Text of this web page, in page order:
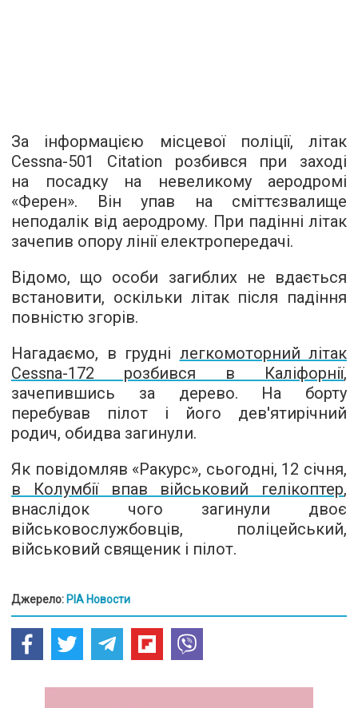
За інформацією місцевої поліції, літак
Cessna-501 Citation розбився при заході
на посадку на невеликому аеродромі
«Ферен». Він упав на сміттєзвалище
неподалік від аеродрому. При падінні літак
зачепив опору лінії електропередачі.
Відомо, що особи загиблих не вдається
встановити, оскільки літак після падіння
повністю згорів.
Нагадаємо, в грудні легкомоторний літак
Cessna-172 розбився в Каліфорнії,
зачепившись за дерево. На борту
перебував пілот і його дев'ятирічний
родич, обидва загинули.
Як повідомляв «Ракурс», сьогодні, 12 січня,
в Колумбії впав військовий гелікоптер,
внаслідок чого загинули двоє
військовослужбовців, поліцейський,
військовий священик і пілот.
Джерело: РІА Новости